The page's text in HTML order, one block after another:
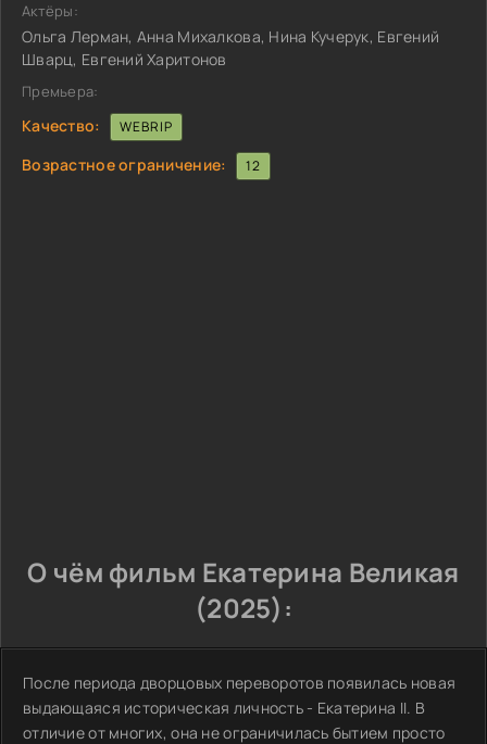
Актёры:
Ольга Лерман, Анна Михалкова, Нина Кучерук, Евгений
Шварц, Евгений Харитонов
Премьера:
Качество: WEBRIP
Возрастное ограничение: 12
О чём фильм Екатерина Великая
(2025):
После периода дворцовых переворотов появилась новая
выдающаяся историческая личность - Екатерина II. В
отличие от многих, она не ограничилась бытием просто